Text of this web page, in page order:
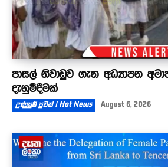
පාසල් නිවාඩුව ගැන අධ්‍යාපන
දැනුම්දීමක්
උණුසුම් පුවත් | Hot News August 6, 2026